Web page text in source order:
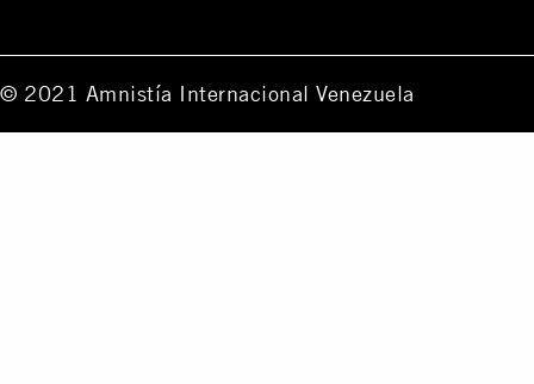
© 2021 Amnistía Internacional Venezuela